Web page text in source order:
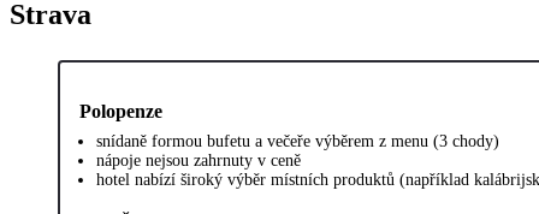
Strava
Polopenze
snídaně formou bufetu a večeře výběrem z menu (3 chody)
nápoje nejsou zahrnuty v ceně
hotel nabízí široký výběr místních produktů (například